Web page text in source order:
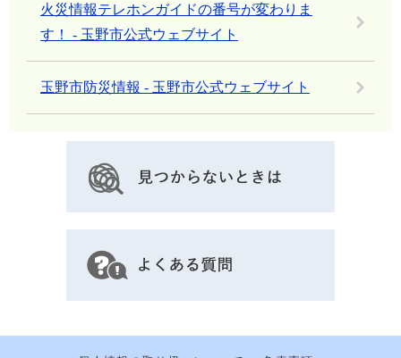
火災情報テレホンガイドの番号が変わりま
す！ - 玉野市公式ウェブサイト
玉野市防災情報 - 玉野市公式ウェブサイト